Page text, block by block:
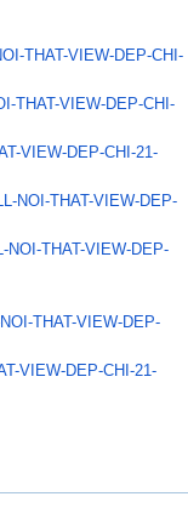
THAT-VIEW-DEP-CHI-
THAT-VIEW-DEP-CHI-
VIEW-DEP-CHI-21-
NOI-THAT-VIEW-DEP-
NOI-THAT-VIEW-DEP-
THAT-VIEW-DEP-
VIEW-DEP-CHI-21-